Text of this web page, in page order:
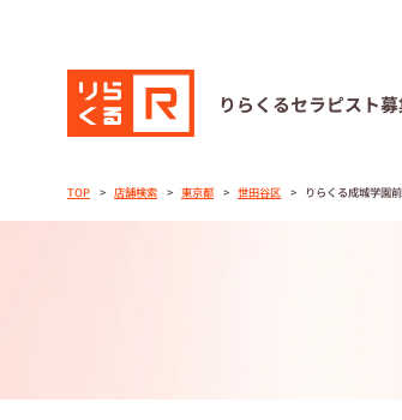
りらくるセラピスト
りらくるセラピスト募
TOP 店舗検索 東京都 世田谷区 りらくる成城学園